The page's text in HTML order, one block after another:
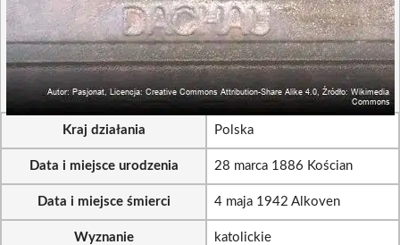
Kraj działania Polska
Data i miejsce urodzenia 28 marca 1886 Kościan
Data i miejsce śmierci 4 maja 1942 Alkoven
Wyznanie katolickie